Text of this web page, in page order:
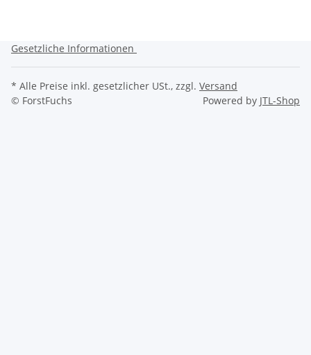
Gesetzliche Informationen
* Alle Preise inkl. gesetzlicher USt., zzgl. Versand
© ForstFuchs
Powered by JTL-Shop